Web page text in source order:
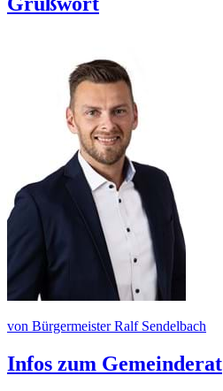
von Bürgermeister Ralf Sendelbach
Infos zum Gemeinderat